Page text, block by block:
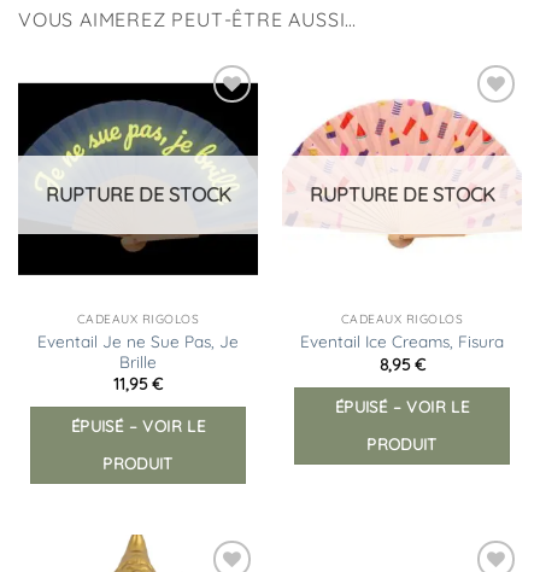
VOUS AIMEREZ PEUT-ÊTRE AUSSI…
Ajouter
à la
liste
d’envies
RUPTURE DE STOCK
CADEAUX RIGOLOS
Eventail Je ne Sue Pas, Je
Brille
11,95€
ÉPUISÉ – VOIR LE
PRODUIT
Ajouter
à la
liste
d’envies
RUPTURE DE STOCK
CADEAUX RIGOLOS
Eventail Ice Creams, Fisura
8,95€
ÉPUISÉ – VOIR LE
PRODUIT